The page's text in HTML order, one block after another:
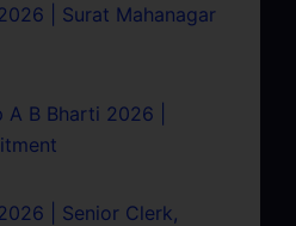
| Surat Mahanagar
A B Bharti 2026 |
| Senior Clerk,